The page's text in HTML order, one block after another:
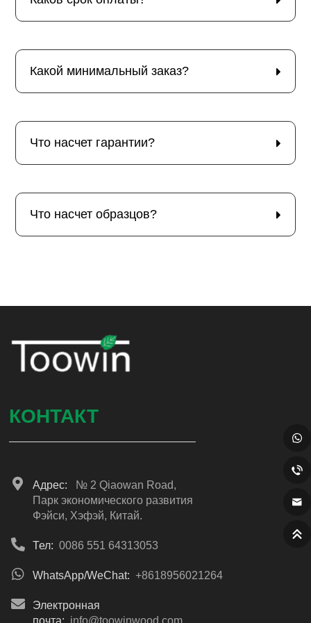
Какой минимальный заказ?
Что насчет гарантии?
Что насчет образцов?
КОНТАКТ
Адрес:
№ 2 Qiaowan Road,
Парк экономического развития
Фэйси, Хэфэй, Китай.
Тел: 0086 551 64313053
WhatsApp/WeChat: +8618956021264
Электронная